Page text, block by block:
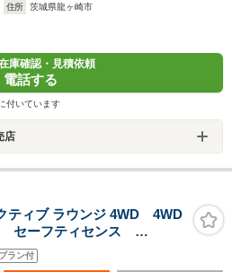
住所
茨城県龍ヶ崎市
庫確認・見積依頼
電話する
付いています
店
ティブ ラウンジ 4WD 4WD
セーフティセンス
ー JBL メーカーナビ&リ
眼LED/シーケンシャル 両
ラン付